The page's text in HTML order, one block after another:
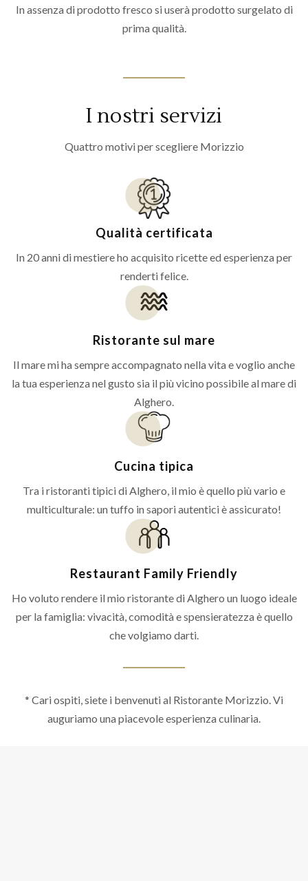
In assenza di prodotto fresco si userà prodotto surgelato di
prima qualità.
I nostri servizi
Quattro motivi per scegliere Morizzio
Qualità certificata
In 20 anni di mestiere ho acquisito ricette ed esperienza per
renderti felice.
Ristorante sul mare
Il mare mi ha sempre accompagnato nella vita e voglio anche
la tua esperienza nel gusto sia il più vicino possibile al mare di
Alghero.
Cucina tipica
Tra i ristoranti tipici di Alghero, il mio è quello più vario e
multiculturale: un tuffo in sapori autentici è assicurato!
Restaurant Family Friendly
Ho voluto rendere il mio ristorante di Alghero un luogo ideale
per la famiglia: vivacità, comodità e spensieratezza è quello
che volgiamo darti.
* Cari ospiti, siete i benvenuti al Ristorante Morizzio. Vi
auguriamo una piacevole esperienza culinaria.